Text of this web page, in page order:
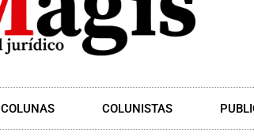
COLUNAS COLUNISTAS